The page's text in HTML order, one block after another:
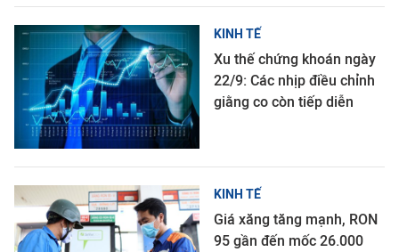
KINH TẾ
Xu thế chứng khoán ngày
22/9: Các nhịp điều chỉnh
giằng co còn tiếp diễn
KINH TẾ
Giá xăng tăng mạnh, RON
95 gần đến mốc 26.000